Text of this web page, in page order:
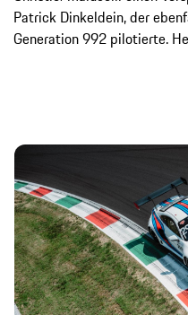
Patrick Dinkeldein, der
Generation 992 pilotierte.